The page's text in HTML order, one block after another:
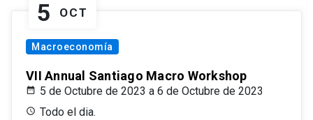
5 OCT
Macroeconomía
VII Annual Santiago Macro Workshop
5 de Octubre de 2023 a 6 de Octubre de 2023
Todo el dia.